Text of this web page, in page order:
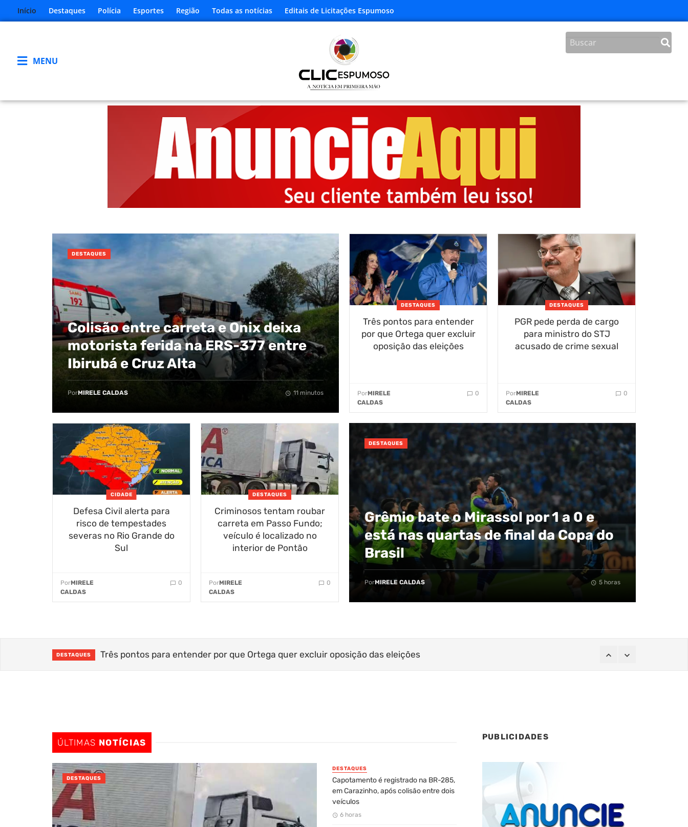
Início Destaques Polícia Esportes Região Todas as notícias Editais de Licitações Espumoso
MENU
Colisão entre carreta e Onix deixa
motorista ferida na ERS-377 entre
Ibirubá e Cruz Alta
PorMIRELE CALDAS 11 minutos
DESTAQUES
DESTAQUES
Três pontos para entender
por que Ortega quer excluir
oposição das eleições
PorMIRELE
CALDAS
0
DESTAQUES
PGR pede perda de cargo
para ministro do STJ
acusado de crime sexual
PorMIRELE
CALDAS
0
CIDADE
Defesa Civil alerta para
risco de tempestades
severas no Rio Grande do
Sul
PorMIRELE
CALDAS
0
DESTAQUES
Criminosos tentam roubar
carreta em Passo Fundo;
veículo é localizado no
interior de Pontão
PorMIRELE
CALDAS
0
Grêmio bate o Mirassol por 1 a 0 e
está nas quartas de final da Copa do
Brasil
PorMIRELE CALDAS 5 horas
DESTAQUES
DESTAQUES PGR pede perda de cargo para ministro do STJ acusado de crime sexual
ÚLTIMAS NOTÍCIAS
DESTAQUES
DESTAQUES
Capotamento é registrado na BR-285,
em Carazinho, após colisão entre dois
veículos
6 horas
PUBLICIDADES